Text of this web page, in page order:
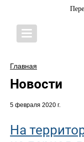
Главная
Новости
5 февраля 2020 г.
На